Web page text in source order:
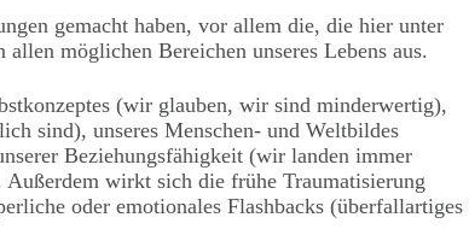
gemacht haben, vor allem die, die hier unter
möglichen Bereichen unseres Lebens aus.
(wir glauben, wir sind minderwertig),
sind), unseres Menschen- und Weltbildes
Beziehungsfähigkeit (wir landen immer
wirkt sich die frühe Traumatisierung
oder emotionales Flashbacks (überfallartiges